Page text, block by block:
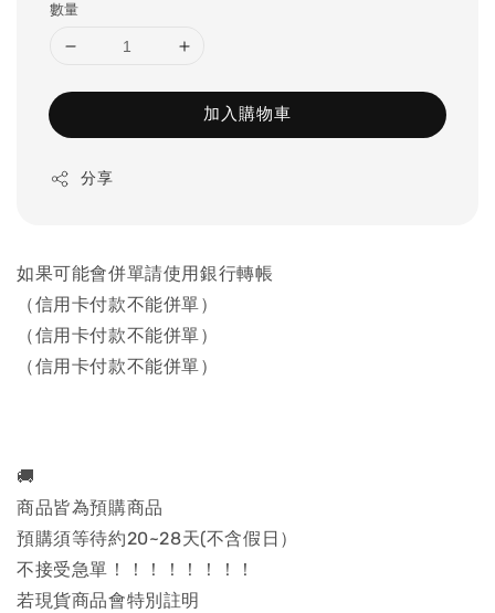
數量
加入購物車
分享
如果可能會併單請使用銀行轉帳
（信用卡付款不能併單）
（信用卡付款不能併單）
（信用卡付款不能併單）
🚚
商品皆為預購商品
預購須等待約20~28天(不含假日）
不接受急單！！！！！！！！
若現貨商品會特別註明